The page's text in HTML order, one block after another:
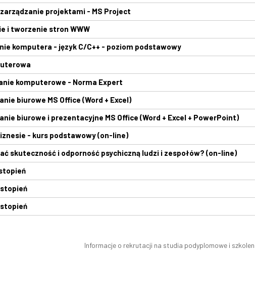
projektami - MS Project
i tworzenie stron WWW
komputera - język C/C++ - poziom podstawowy
komputerowe - Norma Expert
biurowe MS Office (Word + Excel)
biurowe i prezentacyjne MS Office (Word + Excel + PowerPoint)
- kurs podstawowy (on-line)
skuteczność i odporność psychiczną ludzi i zespołów? (on-line)
Informacje o rekrutacji na studia podyplomowe i